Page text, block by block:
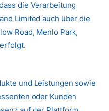
die Verarbeitung
Limited auch über die
Road, Menlo Park,
und Leistungen sowie
oder Kunden